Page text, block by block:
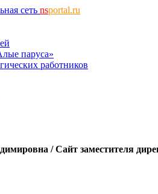
сеть nsportal.ru
паруса»
работников
/ Сайт заместителя